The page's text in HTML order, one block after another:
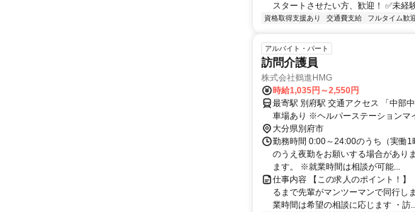
スタートさせたい方、歓迎！ ✅️未
資格取得支援あり 交通費支給 フルタイム歓
アルバイト・パート
訪問介護員
株式会社鶴進HMG
時給1,035円～2,550円
最寄駅 別府駅 交通アクセス 「中部中学校前」バス停から徒歩約3分 車通勤OK！駐
車場あり ※ヘルパーステーショ
大分県別府市
勤務時間 0:00～24:00のうち（実働
のうえ夜勤をお願いする場合があり
ます。 ※就業時間は相談が可能...
仕事内容 【この求人のポイント！】
るまで先輩がマンツーマンで同行し
業時間は希望の相談に応じます ・訪